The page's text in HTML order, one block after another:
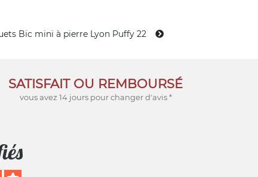
Bic mini à pierre Lyon Puffy 22
SATISFAIT OU REMBOURSÉ
vous avez 14 jours pour changer d'avis *